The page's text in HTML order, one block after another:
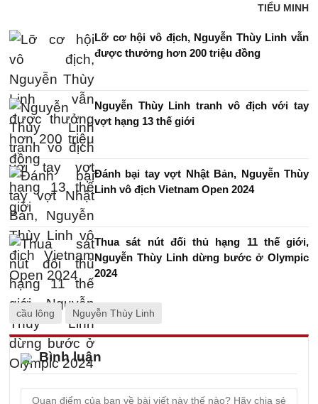
TIỂU MINH
Lỡ cơ hội vô địch, Nguyễn Thùy Linh vẫn
được thưởng hơn 200 triệu đồng
Nguyễn Thùy Linh tranh vô địch với tay
vợt hạng 13 thế giới
Đánh bại tay vợt Nhật Bản, Nguyễn Thùy
Linh vô địch Vietnam Open 2024
Thua sát nút đối thủ hạng 11 thế giới,
Nguyễn Thùy Linh dừng bước ở Olympic
2024
cầu lông Nguyễn Thùy Linh
Bình luận